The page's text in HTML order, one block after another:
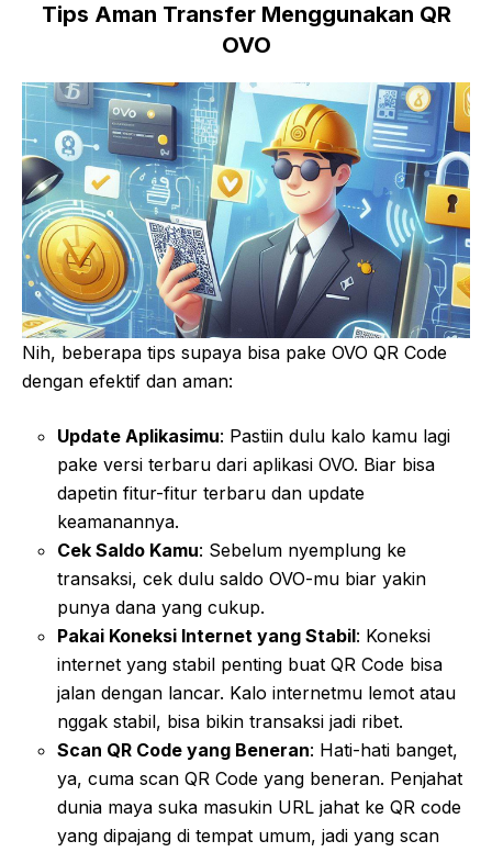
Tips Aman Transfer Menggunakan QR
OVO
Nih, beberapa tips supaya bisa pake OVO QR Code
dengan efektif dan aman:
Update Aplikasimu: Pastiin dulu kalo kamu lagi
pake versi terbaru dari aplikasi OVO. Biar bisa
dapetin fitur-fitur terbaru dan update
keamanannya.
Cek Saldo Kamu: Sebelum nyemplung ke
transaksi, cek dulu saldo OVO-mu biar yakin
punya dana yang cukup.
Pakai Koneksi Internet yang Stabil: Koneksi
internet yang stabil penting buat QR Code bisa
jalan dengan lancar. Kalo internetmu lemot atau
nggak stabil, bisa bikin transaksi jadi ribet.
Scan QR Code yang Beneran: Hati-hati banget,
ya, cuma scan QR Code yang beneran. Penjahat
dunia maya suka masukin URL jahat ke QR code
yang dipajang di tempat umum, jadi yang scan